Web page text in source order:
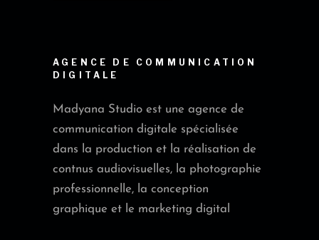
AGENCE DE COMMUNICATION
DIGITALE
Madyana Studio est une agence de
communication digitale spécialisée
dans la production et la réalisation de
contnus audiovisuelles, la photographie
professionnelle, la conception
graphique et le marketing digital